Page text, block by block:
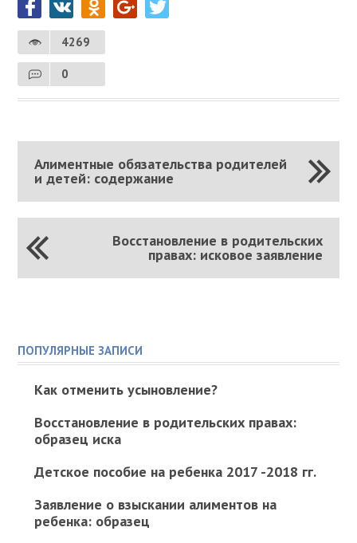
4269
0
Алиментные обязательства родителей
и детей: содержание
Восстановление в родительских
правах: исковое заявление
ПОПУЛЯРНЫЕ ЗАПИСИ
Как отменить усыновление?
Восстановление в родительских правах:
образец иска
Детское пособие на ребенка 2017 -2018 гг.
Заявление о взыскании алиментов на
ребенка: образец